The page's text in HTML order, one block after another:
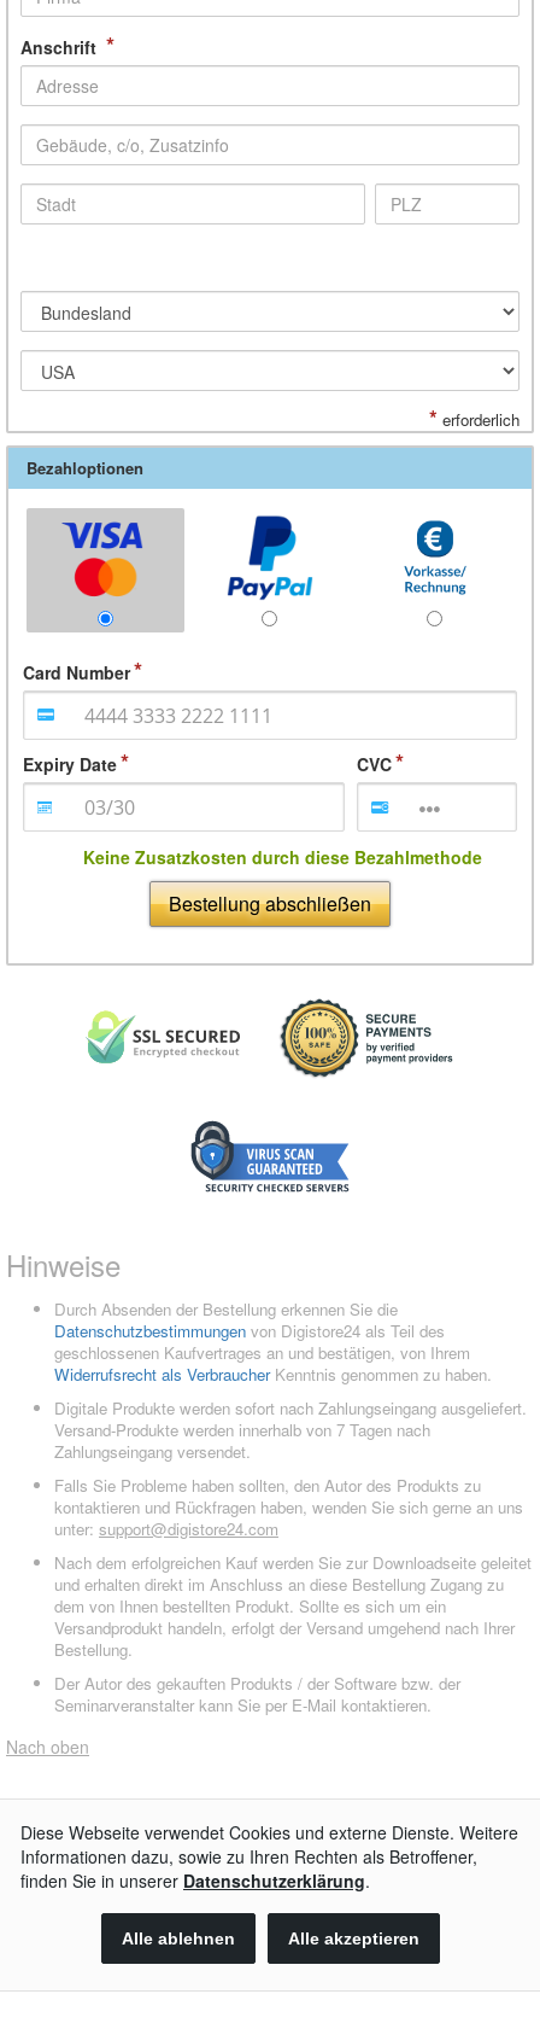
Anschrift *
* erforderlich
Bezahloptionen
Card Number
Expiry Date CVC
Keine Zusatzkosten durch diese Bezahlmethode
Bestellung abschließen
Hinweise
Durch Absenden der Bestellung erkennen Sie die
Datenschutzbestimmungen von Digistore24 als Teil des
geschlossenen Kaufvertrages an und bestätigen, von Ihrem
Widerrufsrecht als VerbraucherKenntnis genommen zu haben.
Digitale Produkte werden sofort nach Zahlungseingang ausgeliefert.
Versand-Produkte werden innerhalb von 7 Tagen nach
Zahlungseingang versendet.
Falls Sie Probleme haben sollten, den Autor des Produkts zu
kontaktieren und Rückfragen haben, wenden Sie sich gerne an uns
unter: support@digistore24.com
Nach dem erfolgreichen Kauf werden Sie zur Downloadseite geleitet
und erhalten direkt im Anschluss an diese Bestellung Zugang zu
dem von Ihnen bestellten Produkt. Sollte es sich um ein
Versandprodukt handeln, erfolgt der Versand umgehend nach Ihrer
Bestellung.
Der Autor des gekauften Produkts / der Software bzw. der
Seminarveranstalter kann Sie per E-Mail kontaktieren.
Nach oben
AGB Impressum Widerrufsbelehrung
Datenschutzerklärung
Kontakt
© 2026Digistore24 GmbH, alle Rechte vorbehalten